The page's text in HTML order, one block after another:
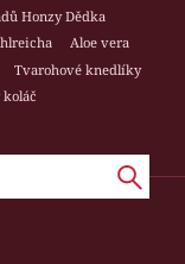
Honzy Dědka
Aloe vera
Tvarohové knedlíky